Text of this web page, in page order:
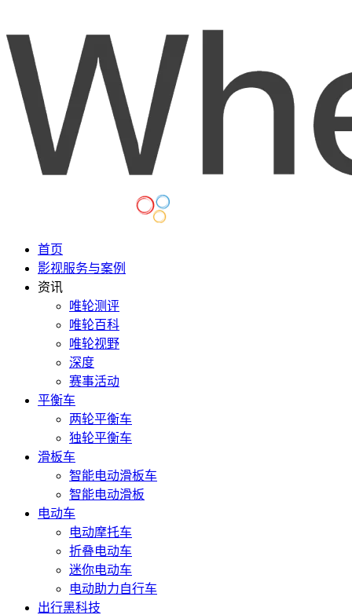
首页
影视服务与案例
资讯
唯轮测评
唯轮百科
唯轮视野
深度
赛事活动
平衡车
两轮平衡车
独轮平衡车
滑板车
智能电动滑板车
智能电动滑板
电动车
电动摩托车
折叠电动车
迷你电动车
电动助力自行车
出行黑科技